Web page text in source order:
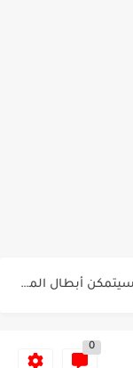
سيمبا - نهضة بركان: هل سيتمكن أبطال المغرب من الحفاظ...
البرنامج الكامل لنهائي البطولة بين الاتحاد المنستيري والنادي الإفريقي
0